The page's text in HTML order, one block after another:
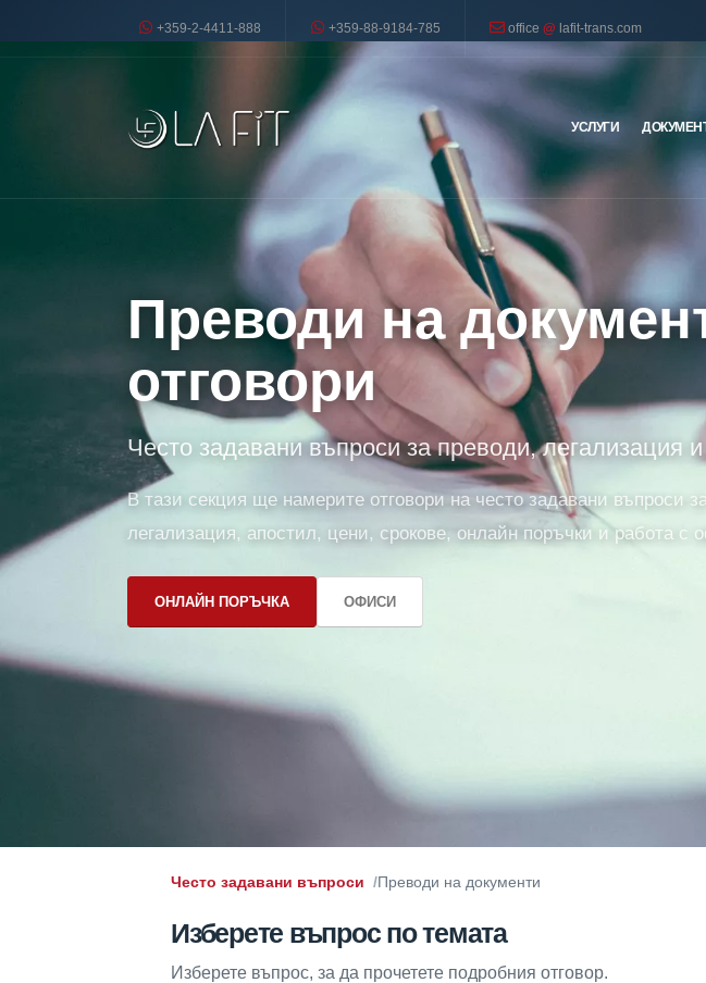
+359-2-4411-888 +359-88-9184-785 office@ lafit-trans.com
УСЛУГИ
Преводи на
отговори
Често задавани въпроси за преводи, легализация
В тази секция ще намерите отговори на често задавани въпроси
легализация, апостил, цени, срокове, онлайн поръчки и работа с
ОНЛАЙН ПОРЪЧКА ОФИСИ
Често задавани въпроси Преводи на документи
Изберете въпрос по темата
Изберете въпрос, за да прочетете подробния отговор.